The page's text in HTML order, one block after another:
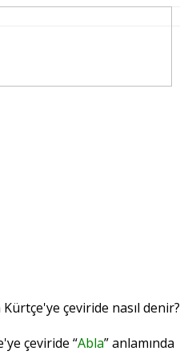
çeviride nasıl denir?
çeviride “Abla” anlamında